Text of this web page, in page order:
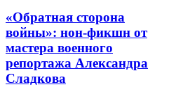
«Обратная сторона
войны»: нон-фикшн от
мастера военного
репортажа Александра
Сладкова